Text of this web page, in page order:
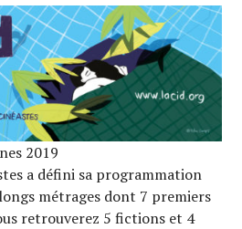
2019
a défini sa programmation
métrages dont 7 premiers
retrouverez 5 fictions et 4